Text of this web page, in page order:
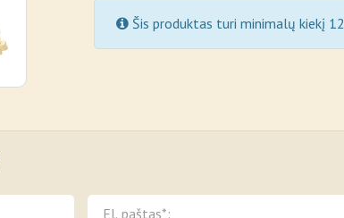
Šis produktas turi minimalų kiekį 12